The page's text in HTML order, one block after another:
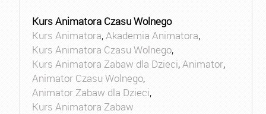
Kurs Animatora Czasu Wolnego
Kurs Animatora,Akademia Animatora,
Kurs Animatora Czasu Wolnego,
Kurs Animatora Zabaw dla Dzieci,Animator,
Animator Czasu Wolnego,
Animator Zabaw dla Dzieci,
Kurs Animatora Zabaw